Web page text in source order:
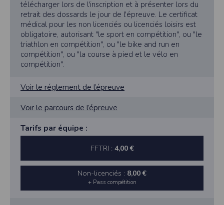
télécharger lors de l'inscription et à présenter lors du
retrait des dossards le jour de l'épreuve. Le certificat
médical pour les non licenciés ou licenciés loisirs est
obligatoire, autorisant "le sport en compétition", ou "le
triathlon en compétition", ou "le bike and run en
compétition", ou "la course à pied et le vélo en
compétition".
Voir le réglement de l’épreuve
Voir le parcours de l’épreuve
Tarifs par équipe :
FFTRI : 4,00 €
Non-licenciés : 8,00 €
+ Pass compétition